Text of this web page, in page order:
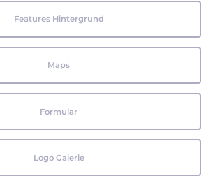
Features Hintergrund
Maps
Formular
Logo Galerie